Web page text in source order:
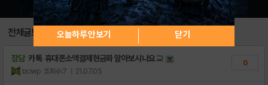
전체글보기
잡담 카톡 휴대폰소액결제현금화 알아보시나요⊇
bciwp 조회수:7 | 21.07.05
0
오늘하루 안보기 닫기